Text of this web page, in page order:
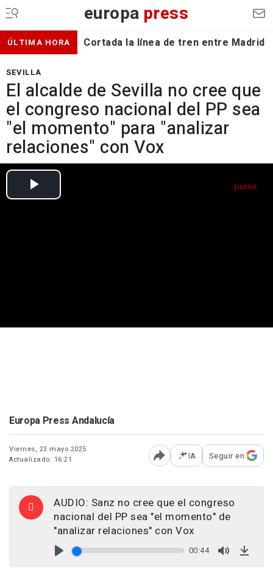
europa press
ÚLTIMA HORA Cortada la línea de tren entre Madrid
SEVILLA
El alcalde de Sevilla no cree que
el congreso nacional del PP sea
"el momento" para "analizar
relaciones" con Vox
Europa Press Andalucía
Viernes, 23 mayo 2025
Actualizado: 16:21
Abrir opciones para
IA Seguir en
AUDIO: Sanz no cree que el congreso
nacional del PP sea "el momento" de
"analizar relaciones" con Vox
00:44